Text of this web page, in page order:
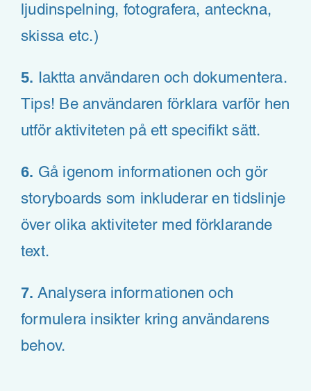
ljudinspelning, fotografera, anteckna,
skissa etc.)
5. Iaktta användaren och dokumentera.
Tips! Be användaren förklara varför hen
utför aktiviteten på ett specifikt sätt.
6. Gå igenom informationen och gör
storyboards som inkluderar en tidslinje
över olika aktiviteter med förklarande
text.
7. Analysera informationen och
formulera insikter kring användarens
behov.